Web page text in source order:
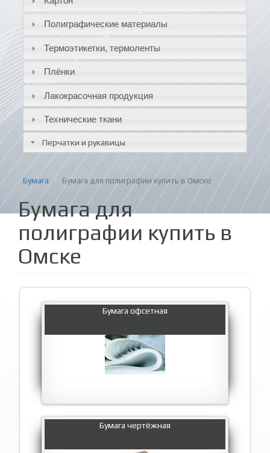
Полиграфические материалы
Термоэтикетки, термоленты
Плёнки
Лакокрасочная продукция
Технические ткани
Перчатки и рукавицы
Бумага Бумага для полиграфии купить в Омске
Бумага для
полиграфии купить в
Омске
Бумага офсетная
Бумага чертёжная